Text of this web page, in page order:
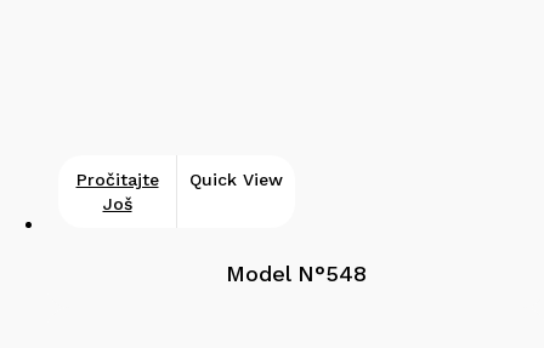
Pročitajte
Još
Quick View
Model N°548